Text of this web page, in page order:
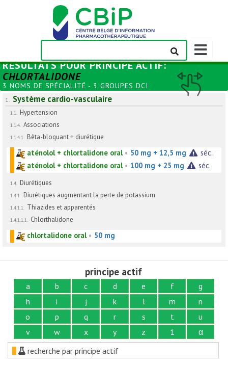
Afficher/
la
de
navigation
RÉSULTATS POURPRINCIPE ACTIF:
CHLORTALIDONE
3 NOMS DE SPÉCIALITÉ - 3 GROUPES DCI
1. Système cardio-vasculaire
1.1. Hypertension
1.1.4. Associations
1.1.4.1. Bêta-bloquant + diurétique
aténolol + chlortalidone oral• 50 mg + 12,5 mg
séc.
aténolol + chlortalidone oral• 100 mg + 25 mg séc.
1.4. Diurétiques
1.4.1. Diurétiques augmentant la perte de potassium
1.4.1.1. Thiazides et apparentés
1.4.1.1.1. Chlorthalidone
chlortalidone oral• 50 mg
principe actif
a b c d e f
g
h
i j k l m
n
o
p q r s t
u
v
w x y z 1
α
recherche par principe actif